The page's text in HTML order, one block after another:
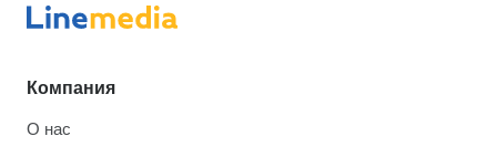
Компания
О нас